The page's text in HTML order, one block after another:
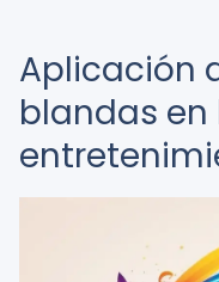
Aplicación
blandas